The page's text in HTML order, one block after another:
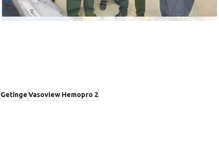
Previous Next